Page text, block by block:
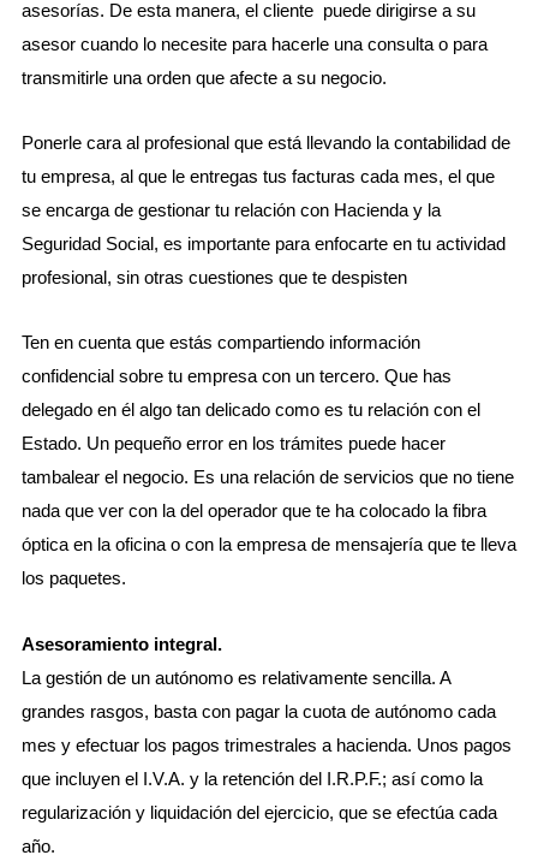
asesorías. De esta manera, el cliente puede dirigirse a su
asesor cuando lo necesite para hacerle una consulta o para
transmitirle una orden que afecte a su negocio.
Ponerle cara al profesional que está llevando la contabilidad de
tu empresa, al que le entregas tus facturas cada mes, el que
se encarga de gestionar tu relación con Hacienda y la
Seguridad Social, es importante para enfocarte en tu actividad
profesional, sin otras cuestiones que te despisten
Ten en cuenta que estás compartiendo información
confidencial sobre tu empresa con un tercero. Que has
delegado en él algo tan delicado como es tu relación con el
Estado. Un pequeño error en los trámites puede hacer
tambalear el negocio. Es una relación de servicios que no tiene
nada que ver con la del operador que te ha colocado la fibra
óptica en la oficina o con la empresa de mensajería que te lleva
los paquetes.
Asesoramiento integral.
La gestión de un autónomo es relativamente sencilla. A
grandes rasgos, basta con pagar la cuota de autónomo cada
mes y efectuar los pagos trimestrales a hacienda. Unos pagos
que incluyen el I.V.A. y la retención del I.R.P.F.; así como la
regularización y liquidación del ejercicio, que se efectúa cada
año.